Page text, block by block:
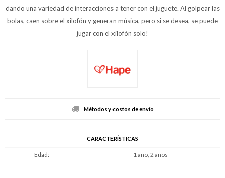
dando una variedad de interacciones a tener con el juguete. Al golpear las
bolas, caen sobre el xilofón y generan música, pero si se desea, se puede
jugar con el xilofón solo!
Métodos y costos de envío
CARACTERÍSTICAS
Edad 1 año, 2 años